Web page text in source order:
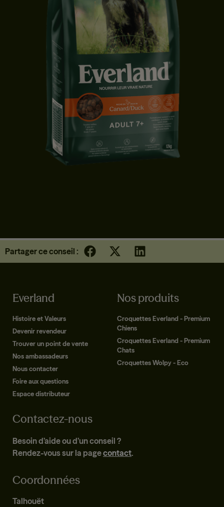
Partager ce conseil :
Everland
Histoire et Valeurs
Devenir revendeur
Trouver un point de vente
Nos ambassadeurs
Nous contacter
Foire aux questions
Espace distributeur
Nos produits
Croquettes Everland - Premium
Chiens
Croquettes Everland - Premium
Chats
Croquettes Wolpy - Eco
Contactez-nous
Besoin d’aide ou d’un conseil ?
Rendez-vous sur la pagecontact.
Coordonnées
Talhouët